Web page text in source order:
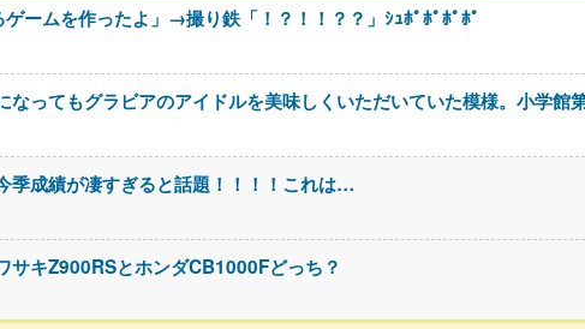
ゲームを作ったよ」→撮り鉄「！？！！？？」ｼｭﾎﾟﾎﾟﾎﾟﾎﾟ
なってもグラビアのアイドルを美味しくいただいていた模様。小学館
季成績が凄すぎると話題！！！！これは…
サキZ900RSとホンダCB1000Fどっち？